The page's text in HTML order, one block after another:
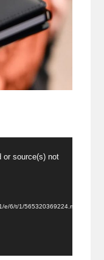
or source(s) not
e/6/t/1/565320369224.mp4?